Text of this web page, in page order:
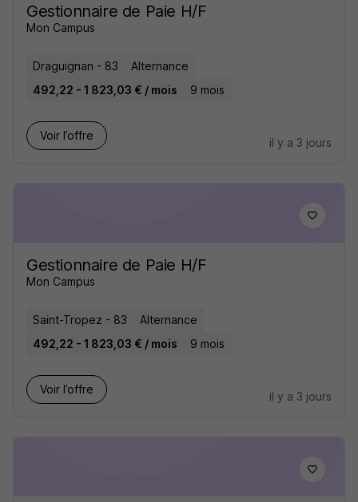
Gestionnaire de Paie H/F
Mon Campus
Draguignan - 83
Alternance
492,22 - 1 823,03 € / mois
9 mois
Voir l’offre
il y a 3 jours
Gestionnaire de Paie H/F
Mon Campus
Saint-Tropez - 83
Alternance
492,22 - 1 823,03 € / mois
9 mois
Voir l’offre
il y a 3 jours